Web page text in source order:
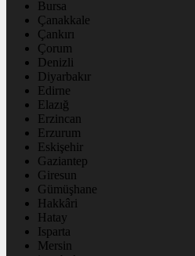
Bursa
Çanakkale
Çankırı
Çorum
Denizli
Diyarbakır
Edirne
Elazığ
Erzincan
Erzurum
Eskişehir
Gaziantep
Giresun
Gümüşhane
Hakkâri
Hatay
Isparta
Mersin